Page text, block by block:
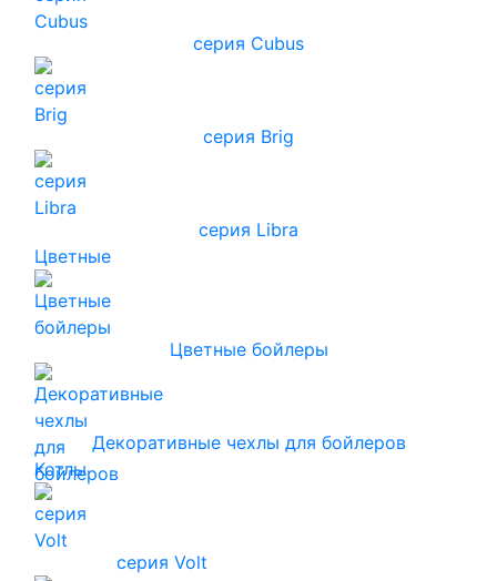
серия Cubus
серия Brig
серия Libra
Цветные
Цветные бойлеры
Декоративные чехлы для бойлеров
Котлы
серия Volt